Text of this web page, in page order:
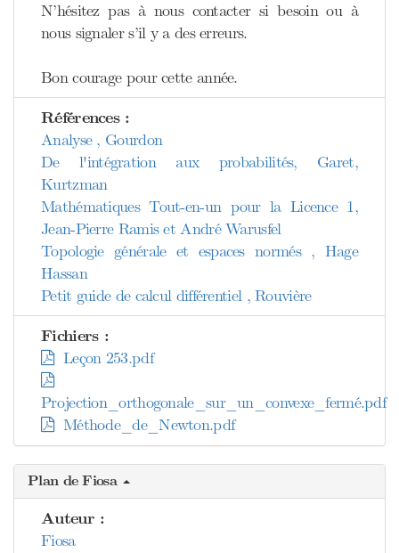
N’hésitez pas à nous contacter si besoin ou à
nous signaler s’il y a des erreurs.
Bon courage pour cette année.
Références :
Analyse , Gourdon
De l'intégration aux probabilités, Garet,
Kurtzman
Mathématiques Tout-en-un pour la Licence 1,
Jean-Pierre Ramis et André Warusfel
Topologie générale et espaces normés , Hage
Hassan
Petit guide de calcul différentiel , Rouvière
Fichiers :
Leçon 253.pdf
Projection_orthogonale_sur_un_convexe_fermé.pdf
Méthode_de_Newton.pdf
Plan de Fiosa
Auteur :
Fiosa